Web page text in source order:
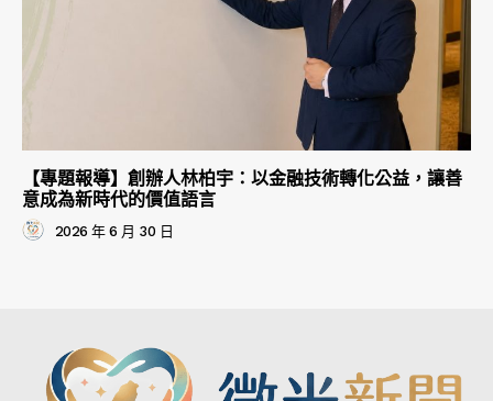
【專題報導】創辦人林柏宇：以金融技術轉化公益，讓善
意成為新時代的價值語言
2026 年 6 月 30 日